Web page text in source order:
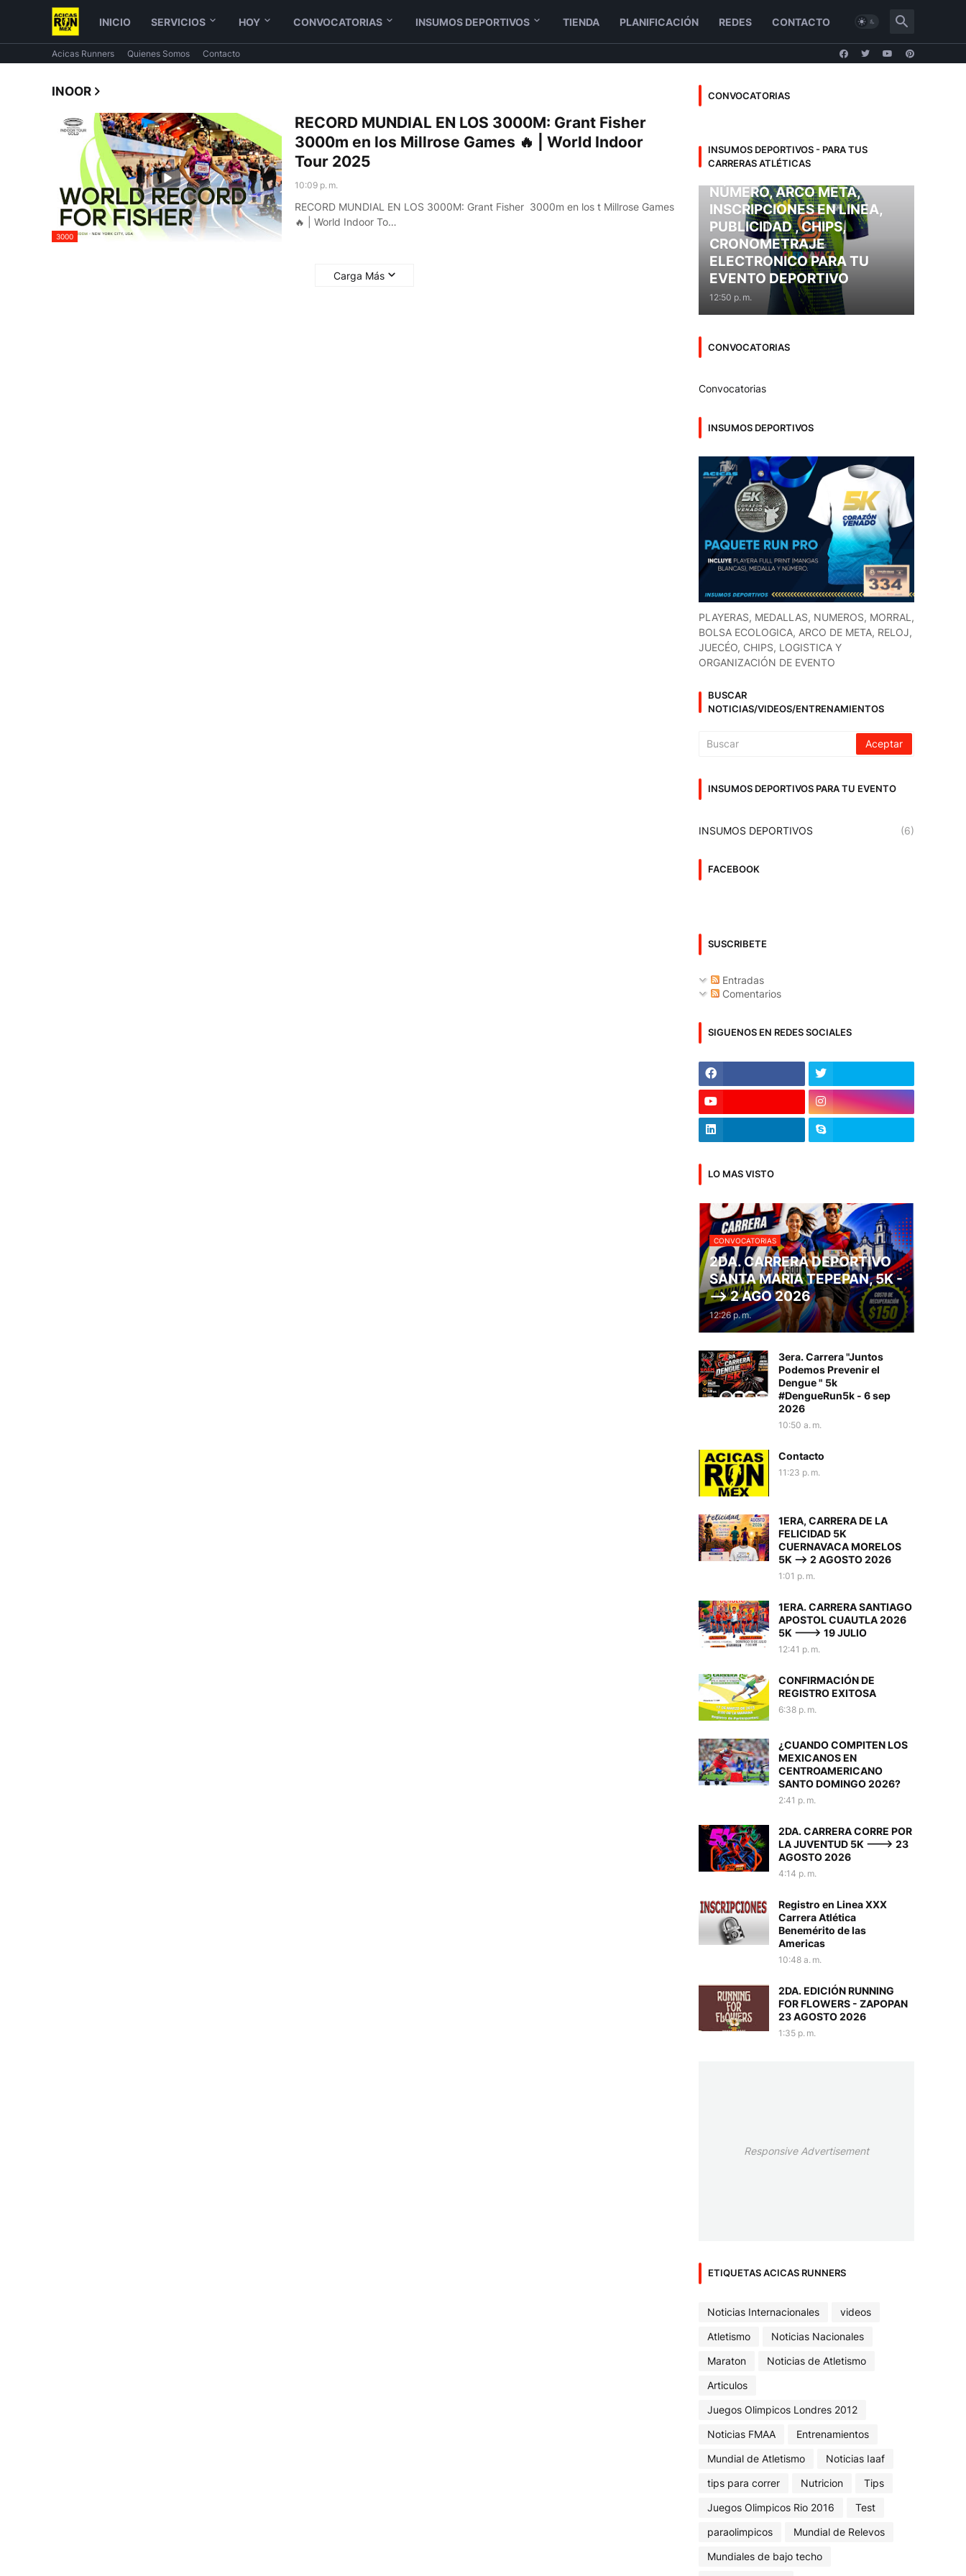
INICIO SERVICIOS HOY CONVOCATORIAS INSUMOS DEPORTIVOS TIENDA PLANIFICACIÓN REDES CONTACTO
Acicas Runners Quienes Somos Contacto
INOOR
3000
RECORD MUNDIAL EN LOS 3000M: Grant Fisher
3000m en los Millrose Games 🔥 | World Indoor
Tour 2025
10:09 p. m.
RECORD MUNDIAL EN LOS 3000M: Grant Fisher 3000m en los t Millrose Games
🔥 | World Indoor To…
Carga Más
CONVOCATORIAS
INSUMOS DEPORTIVOS - PARA TUS
CARRERAS ATLÉTICAS
INSUMOS DEPORTIVOS:
NÚMERO, ARCO META,
INSCRIPCIONES EN LINEA,
PUBLICIDAD , CHIPS,
CRONOMETRAJE
ELECTRONICO PARA TU
EVENTO DEPORTIVO
12:50 p. m.
CONVOCATORIAS
Convocatorias
INSUMOS DEPORTIVOS
PLAYERAS, MEDALLAS, NUMEROS, MORRAL,
BOLSA ECOLOGICA, ARCO DE META, RELOJ,
JUECÉO, CHIPS, LOGISTICA Y
ORGANIZACIÓN DE EVENTO
BUSCAR
NOTICIAS/VIDEOS/ENTRENAMIENTOS
INSUMOS DEPORTIVOS PARA TU EVENTO
INSUMOS DEPORTIVOS (6)
FACEBOOK
SUSCRIBETE
Entradas
Comentarios
SIGUENOS EN REDES SOCIALES
LO MAS VISTO
CONVOCATORIAS
2DA. CARRERA DEPORTIVO
SANTA MARIA TEPEPAN, 5K -
--> 2 AGO 2026
12:26 p. m.
3era. Carrera "Juntos
Podemos Prevenir el
Dengue " 5k
#DengueRun5k - 6 sep
2026
10:50 a. m.
Contacto
11:23 p. m.
1ERA, CARRERA DE LA
FELICIDAD 5K
CUERNAVACA MORELOS
5K --> 2 AGOSTO 2026
1:01 p. m.
1ERA. CARRERA SANTIAGO
APOSTOL CUAUTLA 2026
5K ---> 19 JULIO
12:41 p. m.
CONFIRMACIÓN DE
REGISTRO EXITOSA
6:38 p. m.
¿CUANDO COMPITEN LOS
MEXICANOS EN
CENTROAMERICANO
SANTO DOMINGO 2026?
2:41 p. m.
2DA. CARRERA CORRE POR
LA JUVENTUD 5K ---> 23
AGOSTO 2026
4:14 p. m.
Registro en Linea XXX
Carrera Atlética
Benemérito de las
Americas
10:48 a. m.
2DA. EDICIÓN RUNNING
FOR FLOWERS - ZAPOPAN
23 AGOSTO 2026
1:35 p. m.
Responsive Advertisement
ETIQUETAS ACICAS RUNNERS
Noticias Internacionales
videos
Atletismo
Noticias Nacionales
Maraton
Noticias de Atletismo
Articulos
Juegos Olimpicos Londres 2012
Noticias FMAA
Entrenamientos
Mundial de Atletismo
Noticias Iaaf
tips para correr
Nutricion
Tips
Juegos Olimpicos Rio 2016
Test
paraolimpicos
Mundial de Relevos
Mundiales de bajo techo